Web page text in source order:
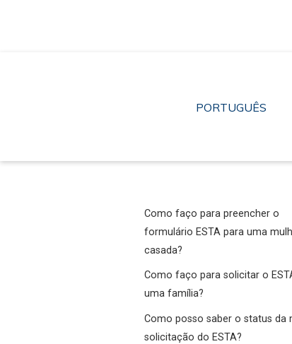
PORTUGUÊS
Como faço para preencher o
formulário ESTA para uma
casada?
Como faço para solicitar o
uma família?
Como posso saber o status da
solicitação do ESTA?